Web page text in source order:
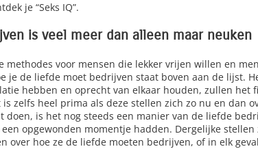
je “Seks IQ”.
is veel meer dan alleen maar neuken
methodes voor mensen die lekker vrijen willen en
je de liefde moet bedrijven staat boven aan de lijst.
hebben en oprecht van elkaar houden, zullen het
zelfs heel prima als deze stellen zich zo nu en dan
doen, is het nog steeds een manier van de liefde
opgewonden momentje hadden. Dergelijke
over hoe ze de liefde moeten bedrijven, of in elk